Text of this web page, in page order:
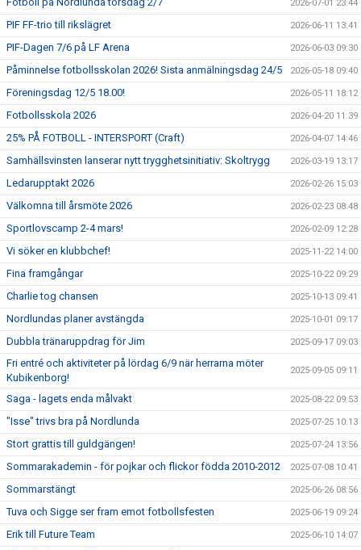
2026-07-01 23:44
PIF FF-trio till rikslägret 2026-06-11 13:41
PIF-Dagen 7/6 på LF Arena 2026-06-03 09:30
Påminnelse fotbollsskolan 2026! Sista anmälningsdag 24/5 2026-05-18 09:40
Föreningsdag 12/5 18.00! 2026-05-11 18:12
Fotbollsskola 2026 2026-04-20 11:39
25% PÅ FOTBOLL - INTERSPORT (Craft) 2026-04-07 14:46
Samhällsvinsten lanserar nytt trygghetsinitiativ: Skoltrygg 2026-03-19 13:17
Ledarupptakt 2026 2026-02-26 15:03
Välkomna till årsmöte 2026 2026-02-23 08:48
Sportlovscamp 2-4 mars! 2026-02-09 12:28
Vi söker en klubbchef! 2025-11-22 14:00
Fina framgångar 2025-10-22 09:29
Charlie tog chansen 2025-10-13 09:41
Nordlundas planer avstängda 2025-10-01 09:17
Dubbla tränaruppdrag för Jim 2025-09-17 09:03
Fri entré och aktiviteter på lördag 6/9 när herrarna möter
Kubikenborg!
2025-09-05 09:11
Saga - lagets enda målvakt 2025-08-22 09:53
"Isse" trivs bra på Nordlunda 2025-07-25 10:13
Stort grattis till guldgängen! 2025-07-24 13:56
Sommarakademin - för pojkar och flickor födda 2010-2012 2025-07-08 10:41
Sommarstängt 2025-06-26 08:56
Tuva och Sigge ser fram emot fotbollsfesten 2025-06-19 09:24
Erik till Future Team 2025-06-10 14:07